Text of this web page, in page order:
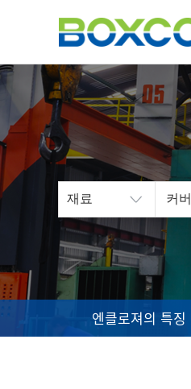
(주)박스코
범용 전기, 전자박스
제조 전문회사
BOXCO입니다.
엔클로져의 특징